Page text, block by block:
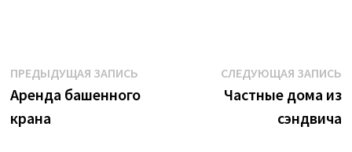
Навигация
по
записям
ПРЕДЫДУЩАЯ ЗАПИСЬПредыдущая
запись:
Аренда башенного
крана
СЛЕДУЮЩАЯ ЗАПИСЬ
Частные дома из
сэндвича